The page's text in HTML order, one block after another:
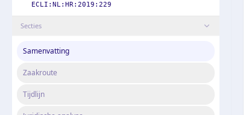
ECLI:NL:HR:2019:229
Secties
Samenvatting
Zaakroute
Tijdlijn